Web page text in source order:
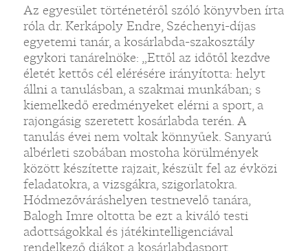
Az egyesület történetéről szóló könyvben írta
róla dr. Kerkápoly Endre, Széchenyi-díjas
egyetemi tanár, a kosárlabda-szakosztály
egykori tanárelnöke: „Ettől az időtől kezdve
életét kettős cél elérésére irányította: helyt
állni a tanulásban, a szakmai munkában; s
kiemelkedő eredményeket elérni a sport, a
rajongásig szeretett kosárlabda terén. A
tanulás évei nem voltak könnyűek. Sanyarú
albérleti szobában mostoha körülmények
között készítette rajzait, készült fel az évközi
feladatokra, a vizsgákra, szigorlatokra.
Hódmezőváráshelyen testnevelő tanára,
Balogh Imre oltotta be ezt a kiváló testi
adottságokkal és játékintelligenciával
rendelkező diákot a kosárlabdasport